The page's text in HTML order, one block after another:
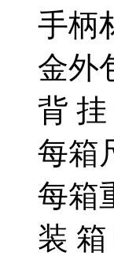
手柄
金外
背 挂
每箱
每箱
装